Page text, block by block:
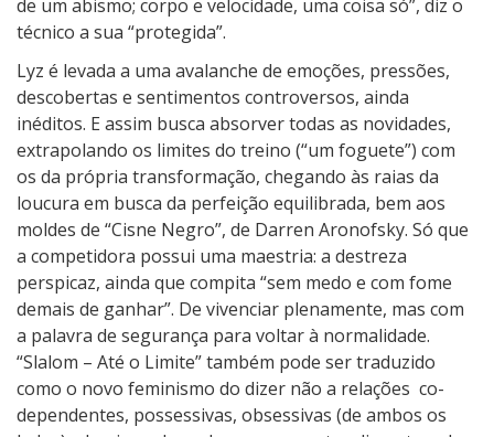
de um abismo; corpo e velocidade, uma coisa só”, diz o
técnico a sua “protegida”.
Lyz é levada a uma avalanche de emoções, pressões,
descobertas e sentimentos controversos, ainda
inéditos. E assim busca absorver todas as novidades,
extrapolando os limites do treino (“um foguete”) com
os da própria transformação, chegando às raias da
loucura em busca da perfeição equilibrada, bem aos
moldes de “Cisne Negro”, de Darren Aronofsky. Só que
a competidora possui uma maestria: a destreza
perspicaz, ainda que compita “sem medo e com fome
demais de ganhar”. De vivenciar plenamente, mas com
a palavra de segurança para voltar à normalidade.
“Slalom – Até o Limite” também pode ser traduzido
como o novo feminismo do dizer não a relações co-
dependentes, possessivas, obsessivas (de ambos os